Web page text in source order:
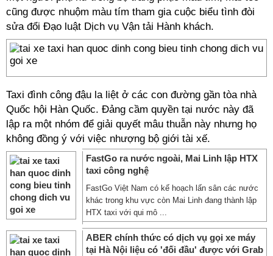
cũng được nhuộm màu tím tham gia cuộc biểu tình đòi
sửa đổi Đạo luật Dịch vụ Vận tải Hành khách.
Taxi đình công đậu la liệt ở các con đường gần tòa nhà
Quốc hội Hàn Quốc. Đảng cầm quyền tại nước này đã
lập ra một nhóm để giải quyết mâu thuẫn này nhưng họ
không đồng ý với việc nhượng bộ giới tài xế.
FastGo ra nước ngoài, Mai Linh lập HTX
taxi công nghệ
FastGo Việt Nam có kế hoạch lấn sân các nước
khác trong khu vực còn Mai Linh đang thành lập
HTX taxi với qui mô ...
ABER chính thức có dịch vụ gọi xe máy
tại Hà Nội liệu có 'đối đầu' được với Grab